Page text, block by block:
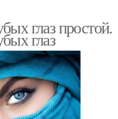
глаз простой.
глаз